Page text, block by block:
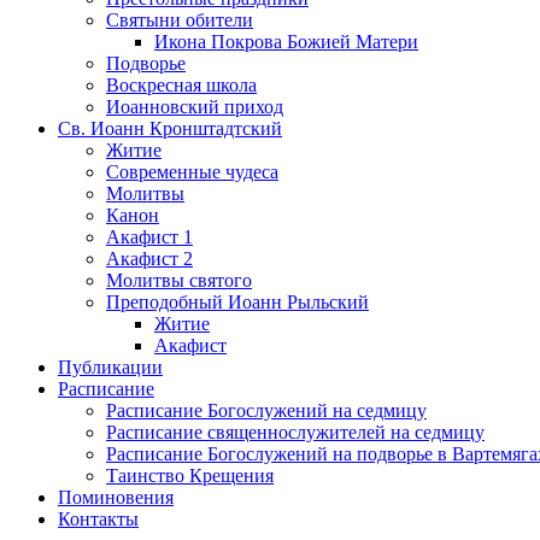
Святыни обители
Икона Покрова Божией Матери
Подворье
Воскресная школа
Иоанновский приход
Св. Иоанн Кронштадтский
Житие
Современные чудеса
Молитвы
Канон
Акафист 1
Акафист 2
Молитвы святого
Преподобный Иоанн Рыльский
Житие
Акафист
Публикации
Расписание
Расписание Богослужений на седмицу
Расписание священнослужителей на седмицу
Расписание Богослужений на подворье в
Таинство Крещения
Поминовения
Контакты